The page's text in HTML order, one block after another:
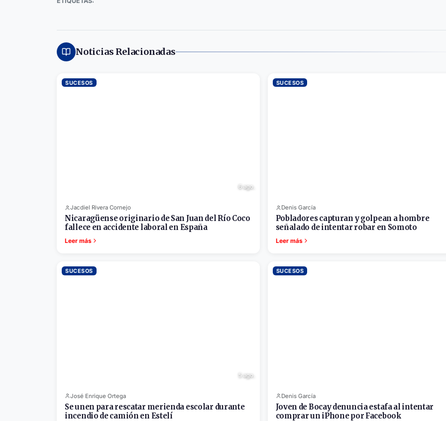
Noticias Relacionadas
SUCESOS
6 ago.
Jacdiel Rivera Cornejo
Nicaragüense originario de San Juan del Río Coco
fallece en accidente laboral en España
Leer más
SUCESOS
Denis García
Pobladores capturan y golpean a hombre
señalado de intentar robar en Somoto
Leer más
SUCESOS
5 ago.
José Enrique Ortega
Se unen para rescatar merienda escolar durante
incendio de camión en Estelí
SUCESOS
Denis García
Joven de Bocay denuncia estafa al intentar
comprar un iPhone por Facebook